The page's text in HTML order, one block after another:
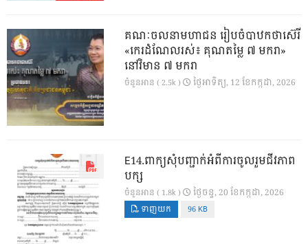
គណៈចលនាមហាជន រៀបចំបាឋកថាស៊េរី
«កេរដំណែលរស់៖ គុណតម្លៃ ៧ មករា»
នៅវិមាន ៧ មករា
ចំនួនអាន ( 2.5k ) ថ្ងៃ​អាទិត្យ, 12 ខែ​កក្កដា, 2026
E14.ពាក្យសុំបញ្ជាក់អំពីការចូលរួមជីវភាព
បក្ស
ចំនួនអាន ( 1.8k ) ថ្ងៃ​ចន្ទ, 20 ខែ​កក្កដា, 2026
ទាញយក 96 KB